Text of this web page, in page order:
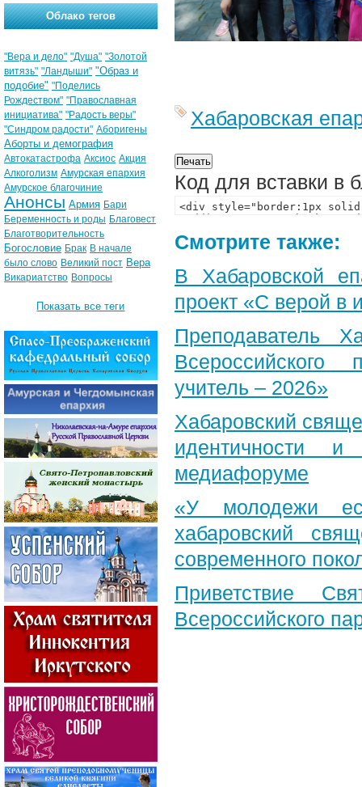
Хабаровская
Код для вставки в
Смотрите также:
В Хабаровской
проект «С верой в
Преподаватель
Всероссийского
учитель – 2026»
Хабаровский
идентичности
медиафоруме
«У молодежи
хабаровский
современного
Приветствие
Всероссийского
Облако тегов
"Вера и дело" "Душа" "Золотой
витязь" "Ландыши" "Образ и
подобие" "Поделись
Рождеством" "Православная
инициатива" "Радость веры"
"Синдром радости" Аборигены
Аборты и демография
Автокатастрофа Аксиос Акция
Алкоголизм Амурская епархия
Амурское благочиние
Анонсы Армия Бари
Беременность и роды Благовест
Благотворительность
Богословие Брак В начале
было слово Великий пост Вера
Викариатство Вопросы
Показать все теги